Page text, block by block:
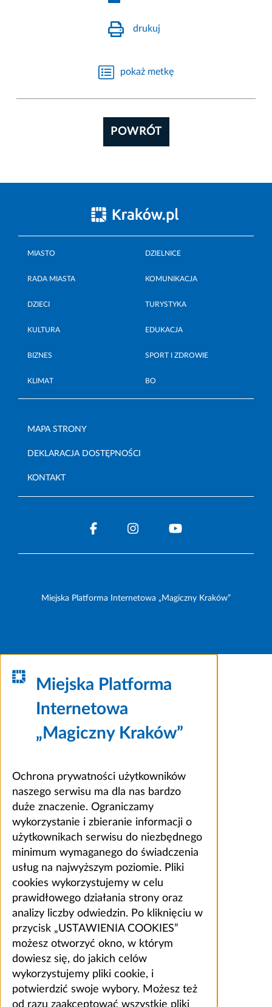
drukuj
pokaż metkę
POWRÓT
MIASTO DZIELNICE
RADA MIASTA KOMUNIKACJA
DZIECI TURYSTYKA
KULTURA EDUKACJA
BIZNES SPORT I ZDROWIE
KLIMAT BO
MAPA STRONY
DEKLARACJA DOSTĘPNOŚCI
KONTAKT
Miejska Platforma Internetowa „Magiczny Kraków”
Miejska Platforma
Internetowa
„Magiczny Kraków”
Ochrona prywatności użytkowników
naszego serwisu ma dla nas bardzo
duże znaczenie. Ograniczamy
wykorzystanie i zbieranie informacji o
użytkownikach serwisu do niezbędnego
minimum wymaganego do świadczenia
usług na najwyższym poziomie. Pliki
cookies wykorzystujemy w celu
prawidłowego działania strony oraz
analizy liczby odwiedzin. Po kliknięciu w
przycisk „USTAWIENIA COOKIES”
możesz otworzyć okno, w którym
dowiesz się, do jakich celów
wykorzystujemy pliki cookie, i
potwierdzić swoje wybory. Możesz też
od razu zaakceptować wszystkie pliki